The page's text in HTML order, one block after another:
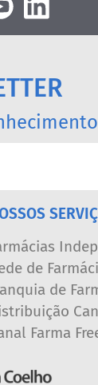
de
de
Farma